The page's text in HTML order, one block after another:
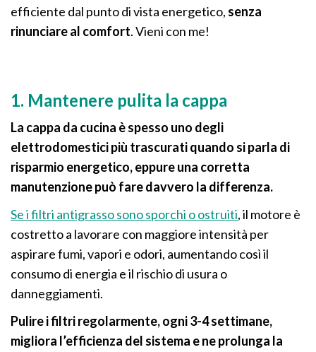
efficiente dal punto di vista energetico, senza
rinunciare al comfort. Vieni con me!
1. Mantenere pulita la cappa
La cappa da cucina è spesso uno degli
elettrodomestici più trascurati quando si parla di
risparmio energetico, eppure una corretta
manutenzione può fare davvero la differenza.
Se i filtri antigrasso sono sporchi o ostruiti, il motore è
costretto a lavorare con maggiore intensità per
aspirare fumi, vapori e odori, aumentando così il
consumo di energia e il rischio di usura o
danneggiamenti.
Pulire i filtri regolarmente, ogni 3-4 settimane,
migliora l’efficienza del sistema e ne prolunga la